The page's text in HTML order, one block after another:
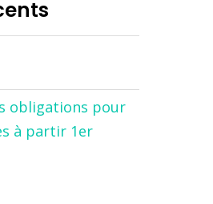
obligations pour
à partir 1er